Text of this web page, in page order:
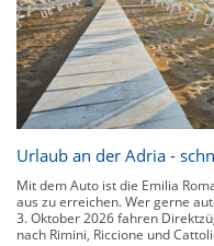
Urlaub an der Adria -
Mit dem Auto ist die Emilia
aus zu erreichen. Wer gerne
3. Oktober 2026 fahren
nach Rimini, Riccione und